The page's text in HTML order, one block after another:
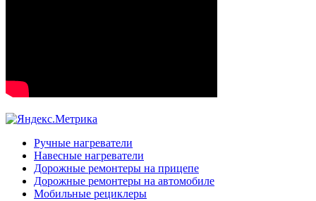
Ручные нагреватели
Навесные нагреватели
Дорожные ремонтеры на прицепе
Дорожные ремонтеры на автомобиле
Мобильные рециклеры